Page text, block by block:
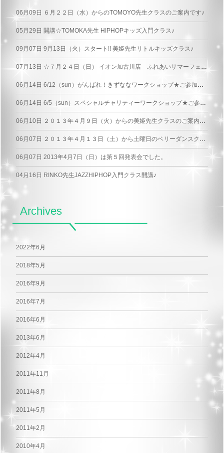
06月09日 ６月２２日（水）からのTOMOYO先生クラスのご案内です♪
05月29日 開講☆TOMOKA先生 HIPHOPキッズ入門クラス♪
09月07日 9月13日（火）スタート!! 美姫先生リトルキッズクラス♪
07月13日 ☆７月２４日（日） イオン加古川店 ふれあいサマーフェスティバル☆
06月14日 6/12（sun）がんばれ！きずななワークショップ★ご参加頂いた皆さまありがとうございました！
06月14日 6/5（sun）スペシャルチャリティーワークショップ★ご参加頂いた皆さまありがとうございました！
06月10日 ２０１３年４月９日（火）からの美姫先生クラスのご案内です♪
06月07日 ２０１３年４月１３日（土）から土曜日のベリーダンスクラスが変わりました♪
06月07日 2013年4月7日（日）は第５回発表会でした。
04月16日 RINKO先生JAZZHIPHOP入門クラス開講♪
Archives
2022年6月
2018年5月
2016年9月
2016年7月
2016年6月
2013年6月
2012年4月
2011年11月
2011年8月
2011年5月
2011年2月
2010年4月